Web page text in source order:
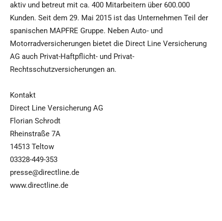
aktiv und betreut mit ca. 400 Mitarbeitern über 600.000
Kunden. Seit dem 29. Mai 2015 ist das Unternehmen Teil der
spanischen MAPFRE Gruppe. Neben Auto- und
Motorradversicherungen bietet die Direct Line Versicherung
AG auch Privat-Haftpflicht- und Privat-
Rechtsschutzversicherungen an.
Kontakt
Direct Line Versicherung AG
Florian Schrodt
Rheinstraße 7A
14513 Teltow
03328-449-353
presse@directline.de
www.directline.de